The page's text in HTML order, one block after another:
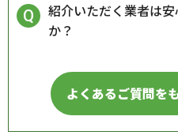
紹介いただく業者は
か？
よくあるご質問を